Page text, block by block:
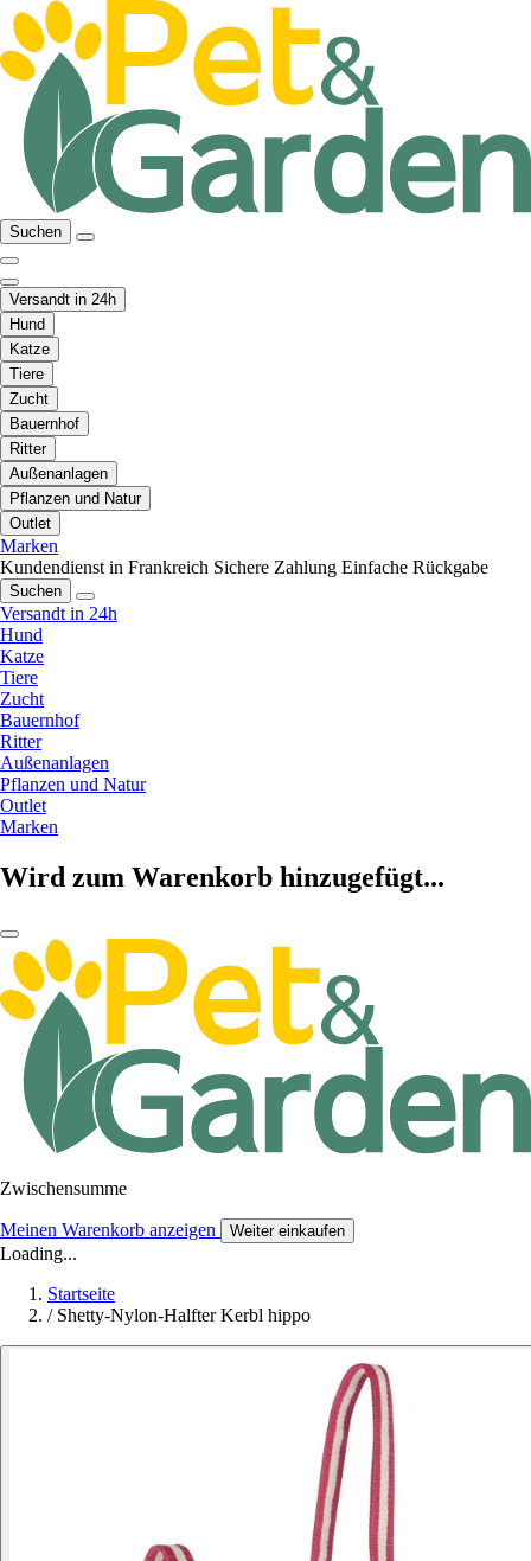
Suchen
Versandt in 24h
Hund
Katze
Tiere
Zucht
Bauernhof
Ritter
Außenanlagen
Pflanzen und Natur
Outlet
Marken
Kundendienst in Frankreich Sichere Zahlung Einfache Rückgabe
Suchen
Versandt in 24h
Hund
Katze
Tiere
Zucht
Bauernhof
Ritter
Außenanlagen
Pflanzen und Natur
Outlet
Marken
Wird zum Warenkorb hinzugefügt...
Zwischensumme
Meinen Warenkorb anzeigen Weiter einkaufen
Loading...
Startseite
/ Shetty-Nylon-Halfter Kerbl hippo